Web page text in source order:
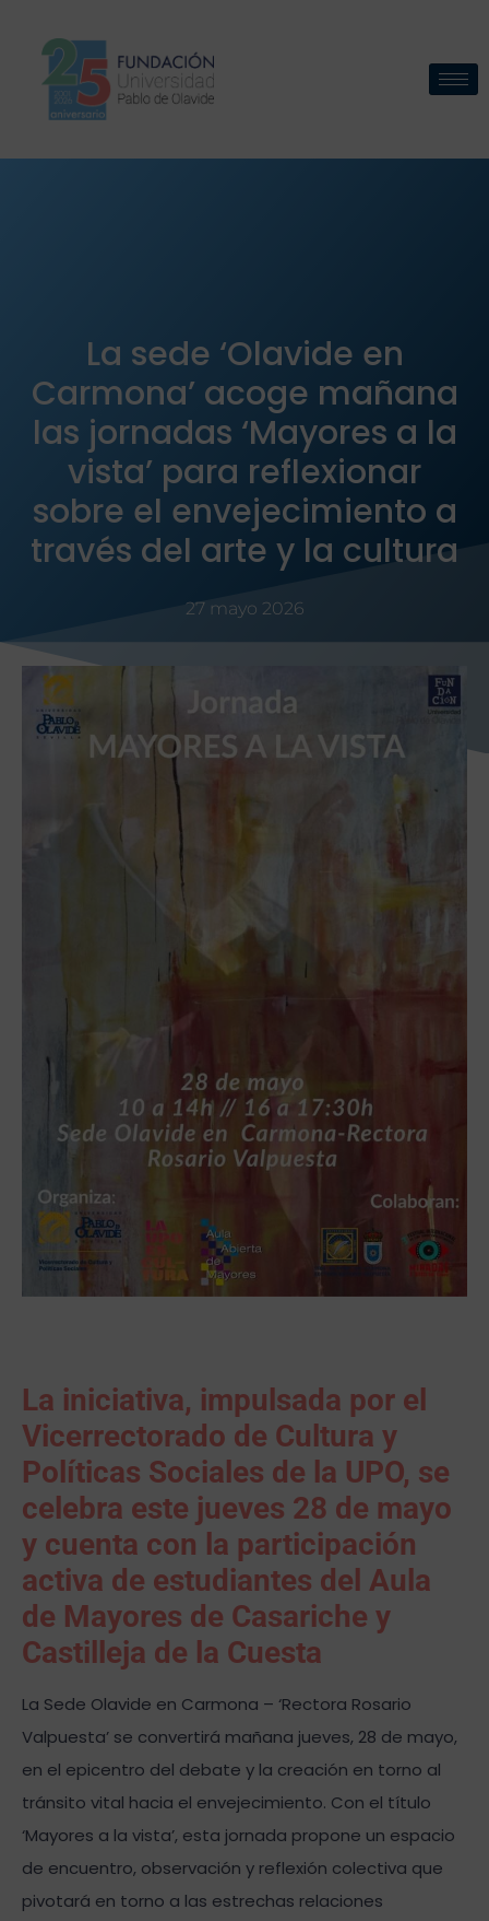
La sede ‘Olavide en
Carmona’ acoge mañana
las jornadas ‘Mayores a la
vista’ para reflexionar
sobre el envejecimiento a
través del arte y la cultura
27 mayo 2026
La iniciativa, impulsada por el
Vicerrectorado de Cultura y
Políticas Sociales de la UPO, se
celebra este jueves 28 de mayo
y cuenta con la participación
activa de estudiantes del Aula
de Mayores de Casariche y
Castilleja de la Cuesta
La Sede Olavide en Carmona – ‘Rectora Rosario
Valpuesta’ se convertirá mañana jueves, 28 de mayo,
en el epicentro del debate y la creación en torno al
tránsito vital hacia el envejecimiento. Con el título
‘Mayores a la vista’, esta jornada propone un espacio
de encuentro, observación y reflexión colectiva que
pivotará en torno a las estrechas relaciones